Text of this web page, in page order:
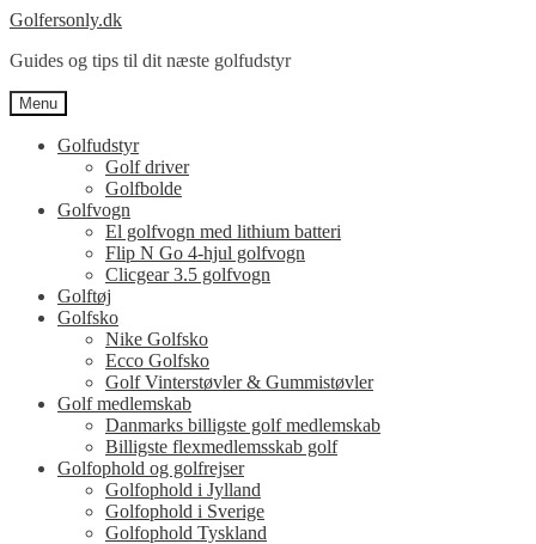
Spring
navigation
Spring
indhold
Golfersonly.dk
Guides og tips til dit næste golfudstyr
Menu
Golfudstyr
Golf driver
Golfbolde
Golfvogn
El golfvogn med lithium batteri
Flip N Go 4-hjul golfvogn
Clicgear 3.5 golfvogn
Golftøj
Golfsko
Nike Golfsko
Ecco Golfsko
Golf Vinterstøvler & Gummistøvler
Golf medlemskab
Danmarks billigste golf medlemskab
Billigste flexmedlemsskab golf
Golfophold og golfrejser
Golfophold i Jylland
Golfophold i Sverige
Golfophold Tyskland